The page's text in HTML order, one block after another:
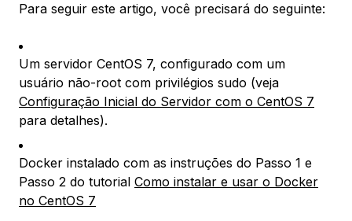
Para seguir este artigo, você precisará do seguinte:
Um servidor CentOS 7, configurado com um
usuário não-root com privilégios sudo (veja
Configuração Inicial do Servidor com o CentOS 7
para detalhes).
Docker instalado com as instruções do Passo 1 e
Passo 2 do tutorial Como instalar e usar o Docker
no CentOS 7